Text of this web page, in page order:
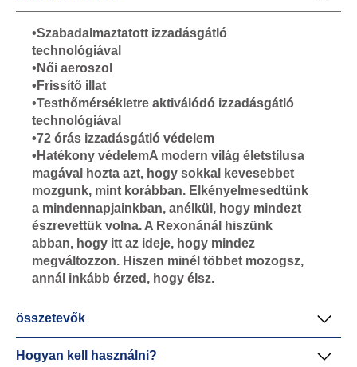
•Szabadalmaztatott izzadásgátló
technológiával
•Női aeroszol
•Frissítő illat
•Testhőmérsékletre aktiválódó izzadásgátló
technológiával
•72 órás izzadásgátló védelem
•Hatékony védelemA modern világ életstílusa
magával hozta azt, hogy sokkal kevesebbet
mozgunk, mint korábban. Elkényelmesedtünk
a mindennapjainkban, anélkül, hogy mindezt
észrevettük volna. A Rexonánál hiszünk
abban, hogy itt az ideje, hogy mindez
megváltozzon. Hiszen minél többet mozogsz,
annál inkább érzed, hogy élsz.
összetevők
Hogyan kell használni?